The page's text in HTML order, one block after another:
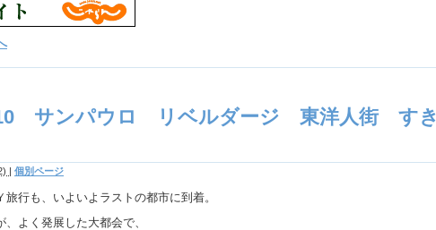
サンパウロ リベルダージ 東洋人街 すき
| 個別ページ
行も、いよいよラストの都市に到着。
よく発展した大都会で、